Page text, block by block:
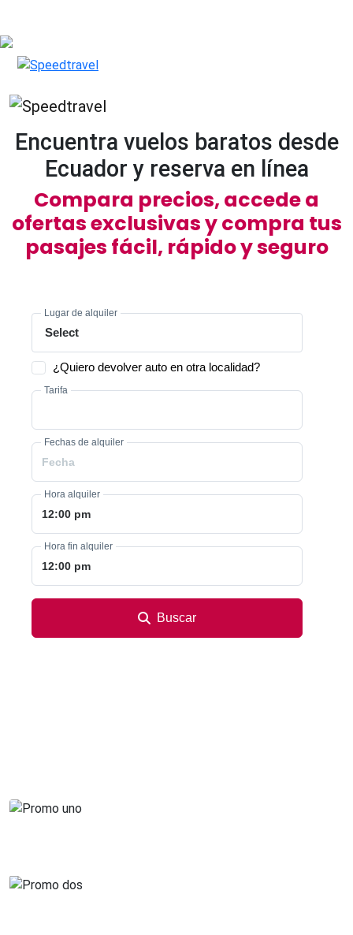
Encuentra vuelos baratos desde
Ecuador y reserva en línea
Compara precios, accede a
ofertas exclusivas y compra tus
pasajes fácil, rápido y seguro